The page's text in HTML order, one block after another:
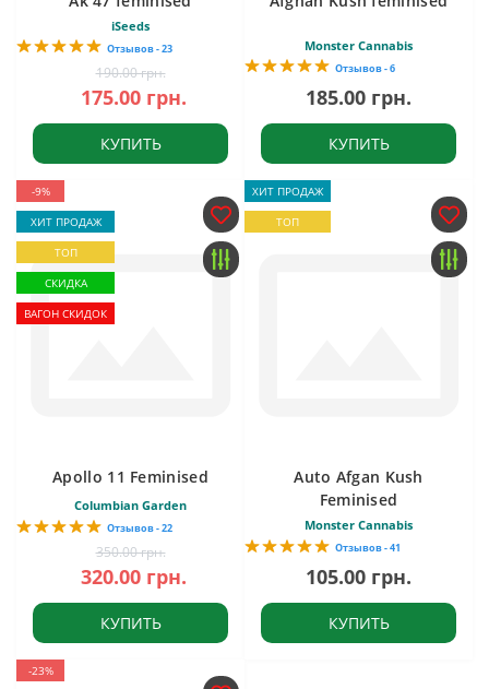
iSeeds
Отзывов - 23
190.00 грн.
175.00 грн.
КУПИТЬ
Monster Cannabis
Отзывов - 6
185.00 грн.
КУПИТЬ
-9%
ХИТ ПРОДАЖ
ТОП
СКИДКА
ВАГОН СКИДОК
Apollo 11 Feminised
Columbian Garden
Отзывов - 22
350.00 грн.
320.00 грн.
КУПИТЬ
ХИТ ПРОДАЖ
ТОП
Auto Afgan Kush
Feminised
Monster Cannabis
Отзывов - 41
105.00 грн.
КУПИТЬ
-23%